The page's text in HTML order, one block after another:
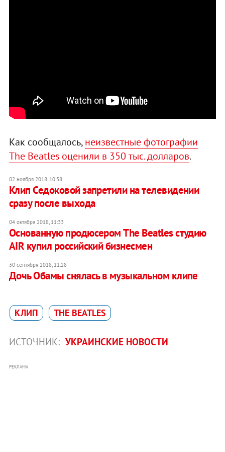
Как сообщалось,неизвестные фотографии
The Beatles оценили в 350 тыс. долларов.
02 ноября 2018, 10:38
Клип Седоковой запретили на телевидении
сразу после выхода
04 октября 2018, 11:33
Основанную продюсером The Beatles студию
AIR купил российский бизнесмен
30 сентября 2018, 11:28
Дочь Обамы снялась в музыкальном клипе
КЛИП THE BEATLES
ИСТОЧНИК: УКРАИНСКИЕ НОВОСТИ
РЕКЛАМА